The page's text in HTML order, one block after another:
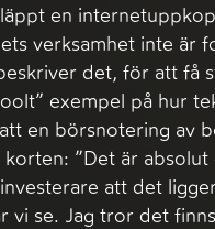
en
verksamhet inte är
det, för att få
exempel på hur
en börsnotering av
korten: ”Det är
att det
vi se. Jag tror det